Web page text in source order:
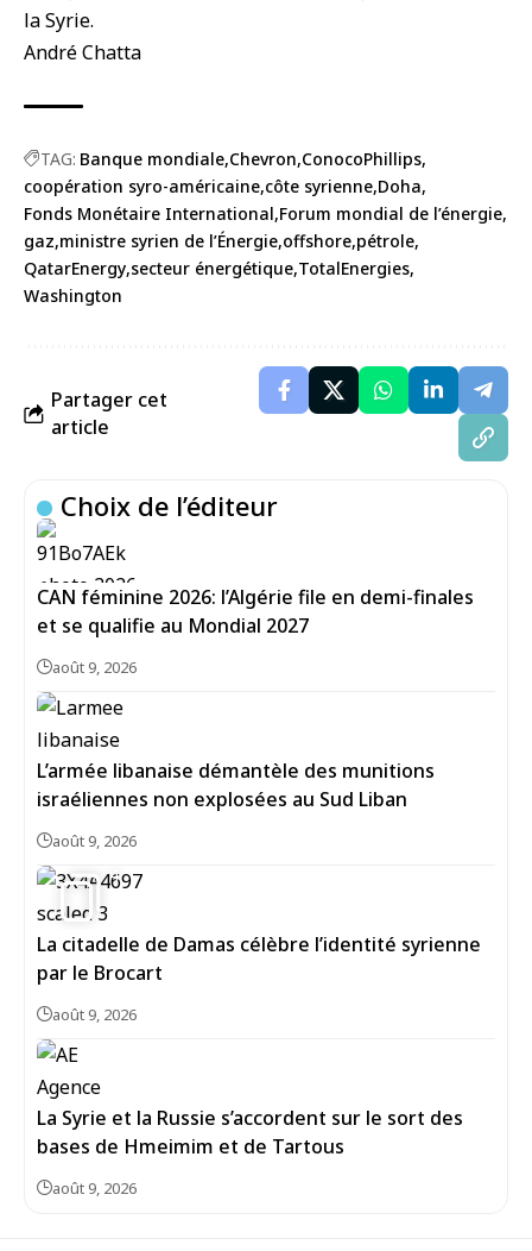
la Syrie.
André Chatta
TAG: Banque mondiale Chevron ConocoPhillips
coopération syro-américaine côte syrienne Doha
Fonds Monétaire International Forum mondial de l’énergie
gaz ministre syrien de l’Énergie offshore pétrole
QatarEnergy secteur énergétique TotalEnergies
Washington
Partager cet
article
Choix de l’éditeur
CAN féminine 2026: l’Algérie file en demi-finales
et se qualifie au Mondial 2027
août 9, 2026
L’armée libanaise démantèle des munitions
israéliennes non explosées au Sud Liban
août 9, 2026
4
La citadelle de Damas célèbre l’identité syrienne
par le Brocart
août 9, 2026
La Syrie et la Russie s’accordent sur le sort des
bases de Hmeimim et de Tartous
août 9, 2026